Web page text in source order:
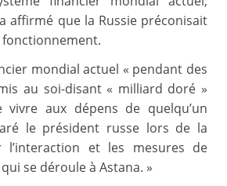
affirmé que la Russie préconisait
mondial actuel « pendant des
au soi-disant « milliard doré »
vivre aux dépens de quelqu’un
le président russe lors de la
l’interaction et les mesures de
se déroule à Astana. »